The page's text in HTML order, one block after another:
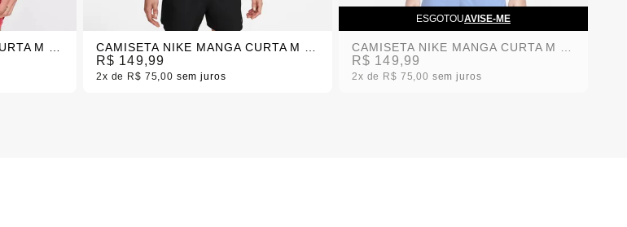
R$ 149,99
2x R$ 75,00 sem juros
ESGOTOUAVISE-ME
R$ 149,99
2x R$ 75,00 sem juros